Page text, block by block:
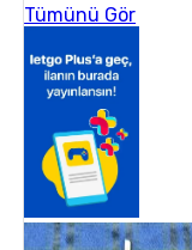
Tümünü Gör